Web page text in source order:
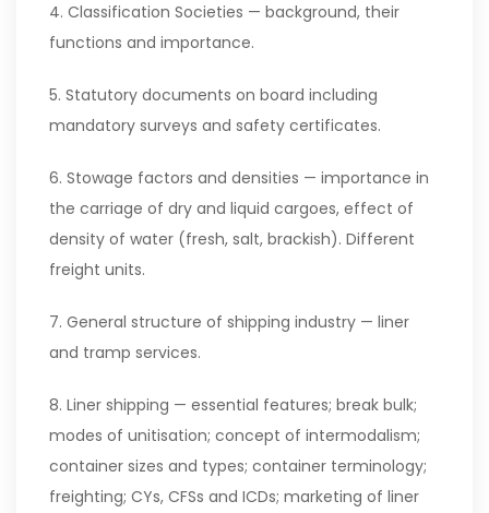
4. Classification Societies — background, their
functions and importance.
5. Statutory documents on board including
mandatory surveys and safety certificates.
6. Stowage factors and densities — importance in
the carriage of dry and liquid cargoes, effect of
density of water (fresh, salt, brackish). Different
freight units.
7. General structure of shipping industry — liner
and tramp services.
8. Liner shipping — essential features; break bulk;
modes of unitisation; concept of intermodalism;
container sizes and types; container terminology;
freighting; CYs, CFSs and ICDs; marketing of liner